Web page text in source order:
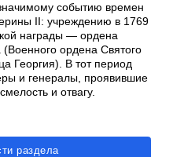
событию времен
II: учреждению в 1769
награды — ордена
ордена Святого
Георгия). В тот период
и генералы, проявившие
и отвагу.
раздела